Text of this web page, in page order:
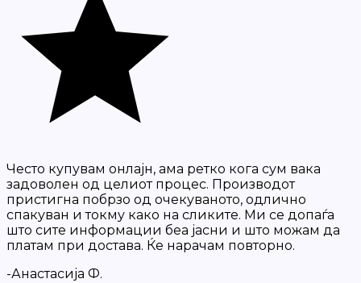
Често купувам онлајн, ама ретко кога сум вака
задоволен од целиот процес. Производот
пристигна побрзо од очекуваното, одлично
спакуван и токму како на сликите. Ми се допаѓа
што сите информации беа јасни и што можам да
платам при достава. Ќе нарачам повторно.
-Анастасија Ф.